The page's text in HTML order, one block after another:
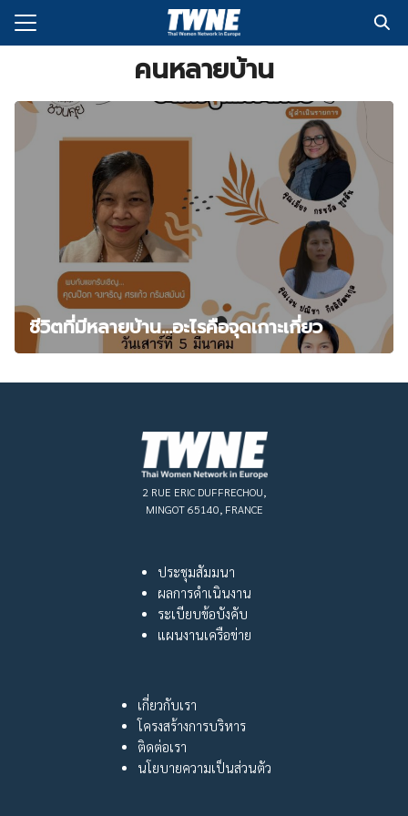
Skip
เรา
คนหลายบ้าน
ชีวิตที่มีหลายบ้าน…อะไรคือจุดเกาะเกี่ยว
2 RUE ERIC DUFFRECHOU,
MINGOT 65140, FRANCE
ประชุมสัมมนา
ผลการดำเนินงาน
ระเบียบข้อบังคับ
แผนงานเครือข่าย
เกี่ยวกับเรา
โครงสร้างการบริหาร
ติดต่อเรา
นโยบายความเป็นส่วนตัว